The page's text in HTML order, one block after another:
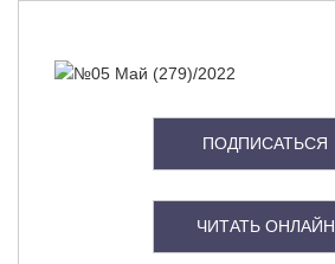
ПОДПИСАТЬСЯ
ЧИТАТЬ ОНЛАЙН